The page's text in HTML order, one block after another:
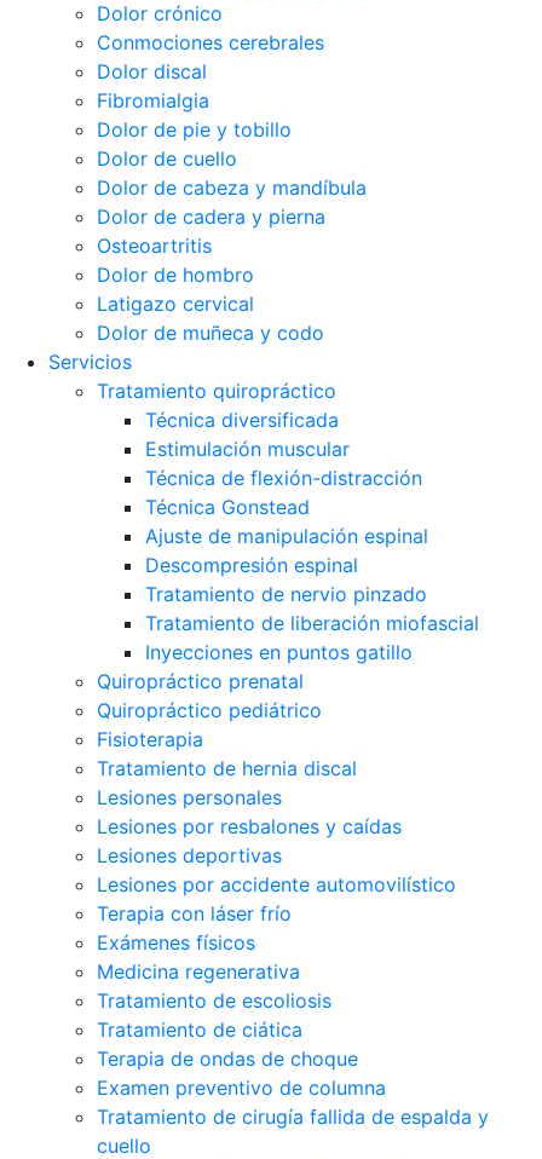
Dolor crónico
Conmociones cerebrales
Dolor discal
Fibromialgia
Dolor de pie y tobillo
Dolor de cuello
Dolor de cabeza y mandíbula
Dolor de cadera y pierna
Osteoartritis
Dolor de hombro
Latigazo cervical
Dolor de muñeca y codo
Servicios
Tratamiento quiropráctico
Técnica diversificada
Estimulación muscular
Técnica de flexión-distracción
Técnica Gonstead
Ajuste de manipulación espinal
Descompresión espinal
Tratamiento de nervio pinzado
Tratamiento de liberación miofascial
Inyecciones en puntos gatillo
Quiropráctico prenatal
Quiropráctico pediátrico
Fisioterapia
Tratamiento de hernia discal
Lesiones personales
Lesiones por resbalones y caídas
Lesiones deportivas
Lesiones por accidente automovilístico
Terapia con láser frío
Exámenes físicos
Medicina regenerativa
Tratamiento de escoliosis
Tratamiento de ciática
Terapia de ondas de choque
Examen preventivo de columna
Tratamiento de cirugía fallida de espalda y
cuello